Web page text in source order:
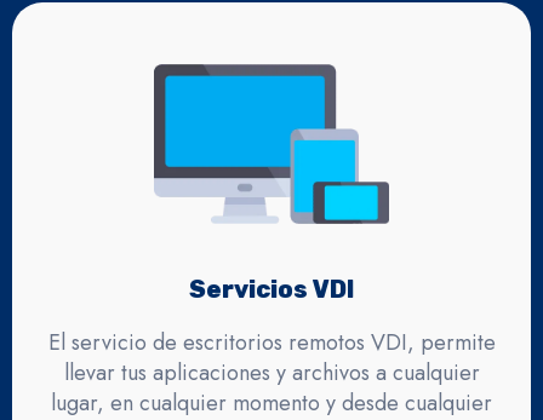
Servicios VDI
El servicio de escritorios remotos VDI, permite
llevar tus aplicaciones y archivos a cualquier
lugar, en cualquier momento y desde cualquier